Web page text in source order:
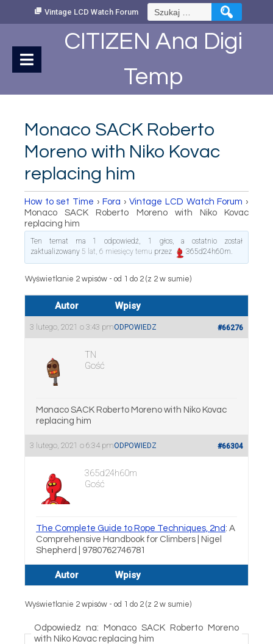
Vintage LCD Watch Forum Szukaj:
CITIZEN Ana Digi
Temp
Monaco SACK Roberto
Moreno with Niko Kovac
replacing him
How to set Time › Fora › Vintage LCD Watch Forum ›
Monaco SACK Roberto Moreno with Niko Kovac
replacing him
Ten temat ma 1 odpowiedź, 1 głos, a ostatnio został
zaktualizowany 5 lat, 6 miesięcy temu przez 365d24h60m.
Wyświetlanie 2 wpisów - od 1 do 2 (z 2 w sumie)
Autor Wpisy
3 lutego, 2021 o 3:43 pm #66276
ODPOWIEDZ
TN
Gość
Monaco SACK Roberto Moreno with Niko Kovac
replacing him
3 lutego, 2021 o 6:34 pm #66304
ODPOWIEDZ
365d24h60m
Gość
The Complete Guide to Rope Techniques, 2nd: A
Comprehensive Handbook for Climbers | Nigel
Shepherd | 9780762746781
Autor Wpisy
Wyświetlanie 2 wpisów - od 1 do 2 (z 2 w sumie)
Odpowiedz na: Monaco SACK Roberto Moreno
with Niko Kovac replacing him